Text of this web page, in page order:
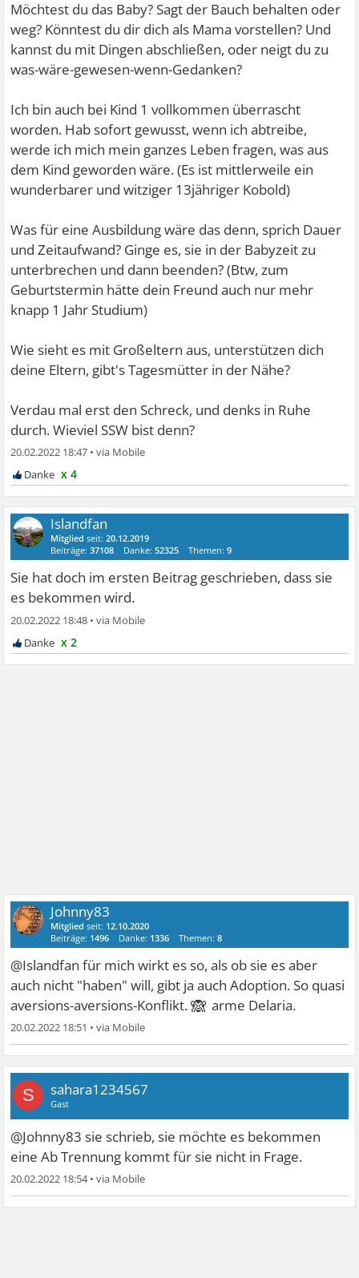
Möchtest du das Baby? Sagt der Bauch behalten oder
weg? Könntest du dir dich als Mama vorstellen? Und
kannst du mit Dingen abschließen, oder neigt du zu
was-wäre-gewesen-wenn-Gedanken?
Ich bin auch bei Kind 1 vollkommen überrascht
worden. Hab sofort gewusst, wenn ich abtreibe,
werde ich mich mein ganzes Leben fragen, was aus
dem Kind geworden wäre. (Es ist mittlerweile ein
wunderbarer und witziger 13jähriger Kobold)
Was für eine Ausbildung wäre das denn, sprich Dauer
und Zeitaufwand? Ginge es, sie in der Babyzeit zu
unterbrechen und dann beenden? (Btw, zum
Geburtstermin hätte dein Freund auch nur mehr
knapp 1 Jahr Studium)
Wie sieht es mit Großeltern aus, unterstützen dich
deine Eltern, gibt's Tagesmütter in der Nähe?
Verdau mal erst den Schreck, und denks in Ruhe
durch. Wieviel SSW bist denn?
20.02.2022 18:47 •
x 4
Islandfan
Mitglied seit:20.12.2019
Beiträge:37108 Danke:52325 Themen:9
Sie hat doch im ersten Beitrag geschrieben, dass sie
es bekommen wird.
20.02.2022 18:48 •
x 2
Johnny83
Mitglied seit: 12.10.2020
Beiträge: 1496 Danke: 1336 Themen:8
@Islandfan für mich wirkt es so, als ob sie es aber
auch nicht "haben" will, gibt ja auch Adoption. So quasi
aversions-aversions-Konflikt.🙈 arme Delaria.
20.02.2022 18:51 •
S sahara1234567
Gast
@Johnny83 sie schrieb, sie möchte es bekommen
eine Ab Trennung kommt für sie nicht in Frage.
20.02.2022 18:54•